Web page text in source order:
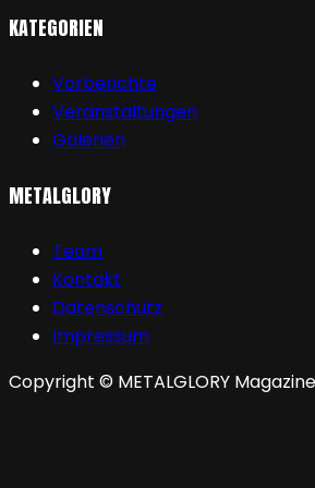
KATEGORIEN
Vorberichte
Veranstaltungen
Galerien
METALGLORY
Team
Kontakt
Datenschutz
Impressum
Copyright © METALGLORY